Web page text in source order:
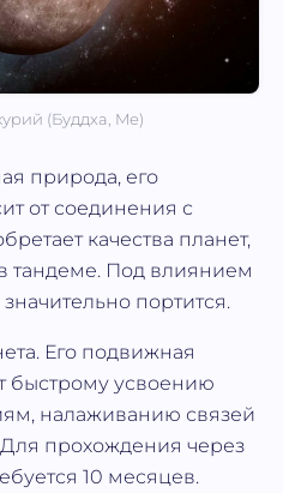
(Буддха, Mе)
природа, его
от соединения с
качества планет,
тандеме. Под влиянием
портится.
Его подвижная
быстрому усвоению
налаживанию связей
прохождения через
10 месяцев.